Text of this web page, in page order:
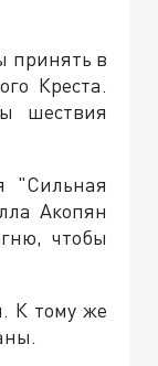
принять в
Креста.
шествия
"Сильная
Акопян
чтобы
К тому же